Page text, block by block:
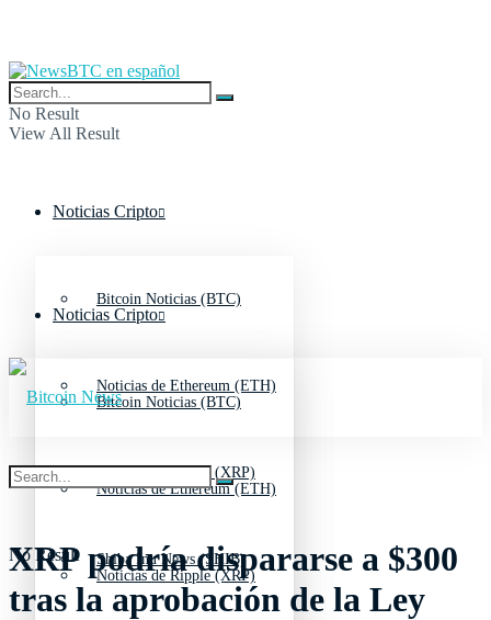
No Result
View All Result
Noticias Cripto
Bitcoin Noticias (BTC)
Noticias de Ethereum (ETH)
Noticias de Ripple (XRP)
Shiba Inu News (SHIB)
Noticias Cripto
Bitcoin Noticias (BTC)
Noticias de Ethereum (ETH)
Noticias de Ripple (XRP)
No Result
XRP podría dispararse a $300
tras la aprobación de la Ley